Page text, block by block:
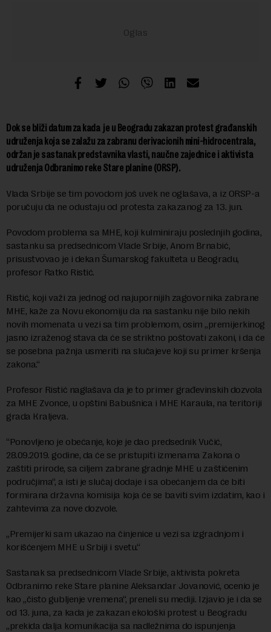
Dok se bliži datum za kada je u Beogradu zakazan protest građanskih
udruženja koja se zalažu za zabranu derivacionih mini-hidrocentrala,
održan je sastanak predstavnika vlasti, naučne zajednice i aktivista
udruženja Odbranimo reke Stare planine (ORSP).
Vlada Srbije se tim povodom još uvek ne oglašava, a iz ORSP-a
poručuju da ne odustaju od protesta zakazanog za 13. jun.
Povodom problema sa MHE, koji kulminiraju poslednjih godina,
sastanku sa predsednicom Vlade Srbije, Anom Brnabić,
prisustvovao je i dekan Šumarskog fakulteta u Beogradu,
profesor Ratko Ristić.
Ristić, koji važi za jednog od najupornijih zagovornika zabrane
MHE, kaže za Novu ekonomiju da na sastanku nije bilo nekih
novih momenata u vezi sa tim problemom, osim „premijerkinog
jasno izraženog stava da će se striktno poštovati zakoni, i da će
se posebna pažnja usmeriti na slučajeve koji su primer kršenja
zakona.“
Profesor Ristić naglašava da je to primer građevinskih dozvola
za MHE Zvonce, u opštini Babušnica i MHE Кaraula, na teritoriji
grada Кraljeva.
“Ponovljeno je obećanje, koje je dao predsednik Vučić,
28.09.2019. godine, da će se pristupiti izmenama Zakona o
zaštiti prirode, sa ciljem zabrane gradnje MHE u zaštićenim
područjima“, a isti je slučaj dodaje i sa obećanjem da će biti
formirana državna komisija koja će se baviti svim izdatim, kao i
zahtevima za nove dozvole.
„Premijerki sam ukazao na činjenice u vezi sa izgradnjom i
korišćenjem MHE u Srbiji i svetu.“
Sastanak sa predsednicom Vlade Srbije, aktivista pokreta
Odbranimo reke Stare planine Aleksandar Jovanović, ocenio je
kao „čisto gubljenje vremena“, preneli su mediji. Izjavio je i da se
od 13. juna, za kada je zakazan ekološki protest u Beogradu
„prekida dalja komunikacija sa nadležnima do ispunjenja